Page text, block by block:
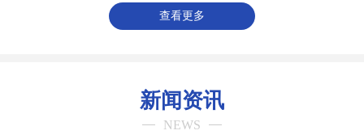
查看更多
新闻资讯
NEWS